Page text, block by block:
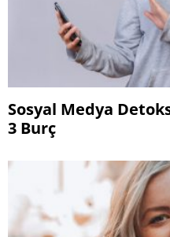
Sosyal Medya
3 Burç